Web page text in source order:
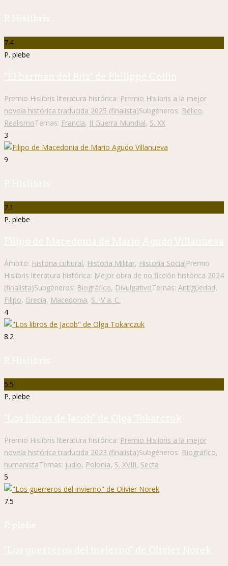
P. Hislibris
7.4
P. plebe
"El barman del Ritz" de Philippe Collin
Premio Hislibris literatura histórica: Premio Hislibris a la mejor
novela histórica traducida 2025 (finalista)Subgéneros: Bélico,
RealismoTemas: Francia, II Guerra Mundial, S. XX
3
9
P. Hislibris
7.1
P. plebe
Filipo de Macedonia de Mario Agudo Villanueva
Ámbito: Historia cultural, Historia Militar, Historia SocialPremio
Hislibris literatura histórica: Mejor obra de no ficción histórica 2024
(finalista)Subgéneros: Biográfico, DivulgativoTemas: Antigüedad,
Filipo, Grecia, Macedonia, S. IV a. C.
4
8.2
P. Hislibris
5.5
P. plebe
"Los libros de Jacob" de Olga Tokarczuk
Premio Hislibris literatura histórica: Premio Hislibris a la mejor
novela histórica traducida 2023 (finalista)Subgéneros: Biográfico,
humanistaTemas: judío, Polonia, S. XVIII, Secta
5
7.5
P. plebe
"Los guerreros del invierno" de Olivier Norek